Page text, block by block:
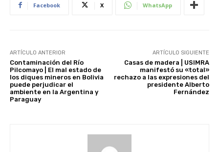
Facebook X WhatsApp
ARTÍCULO ANTERIOR
Contaminación del Río
Pilcomayo | El mal estado de
los diques mineros en Bolivia
puede perjudicar el
ambiente en la Argentina y
Paraguay
ARTÍCULO SIGUIENTE
Casas de madera | USIMRA
manifestó su «total»
rechazo a las expresiones del
presidente Alberto
Fernández